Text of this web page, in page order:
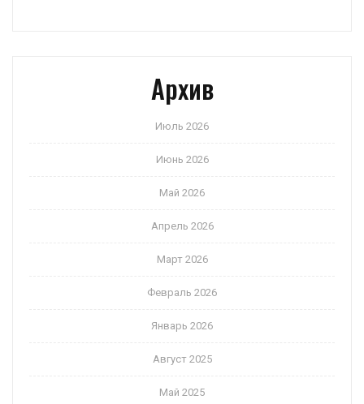
Архив
Июль 2026
Июнь 2026
Май 2026
Апрель 2026
Март 2026
Февраль 2026
Январь 2026
Август 2025
Май 2025